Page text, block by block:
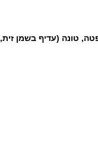
טונה (עדיף בשמן זית,